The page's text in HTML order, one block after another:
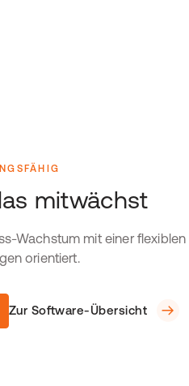
mitwächst
Wachstum mit einer
orientiert.
Zur Software-Übersicht